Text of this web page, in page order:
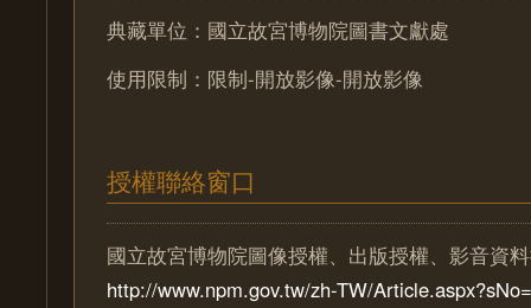
典藏單位：國立故宮博物院圖書文獻處
使用限制：限制-開放影像-開放影像
授權聯絡窗口
國立故宮博物院圖像授權、出版授權、影音資
http://www.npm.gov.tw/zh-TW/